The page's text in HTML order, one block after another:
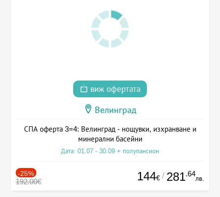
виж офертата
Велинград
СПА оферта 3=4: Велинград - нощувки, изхранване и
минерални басейни
Дата: 01.07 - 30.09 + полупансион
-25%
192.00€ 144€ / 281.64
лв.